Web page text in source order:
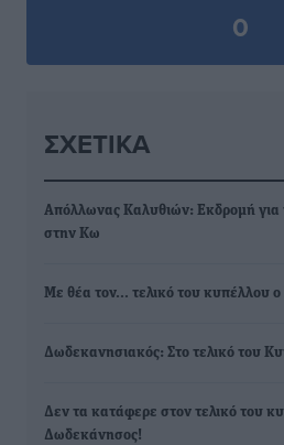
0
ΣΧΕΤΙΚΆ
Απόλλωνας Καλυθιών: Εκδρομή για
στην Κω
Με θέα τον... τελικό του κυπέλλου
Δωδεκανησιακός: Στο τελικό του
Δεν τα κατάφερε στον τελικό του
Δωδεκάνησος!